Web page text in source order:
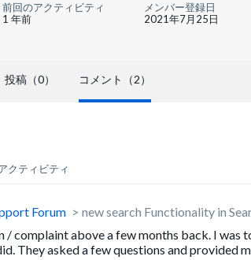
前回のアクティビティ
1 年前
メンバー登録日
2021年7月25日
投稿（0） コメント（2）
クティビティ
Forum
new search Functionality in
/ complaint above a few months back. I
They asked a few questions and provided